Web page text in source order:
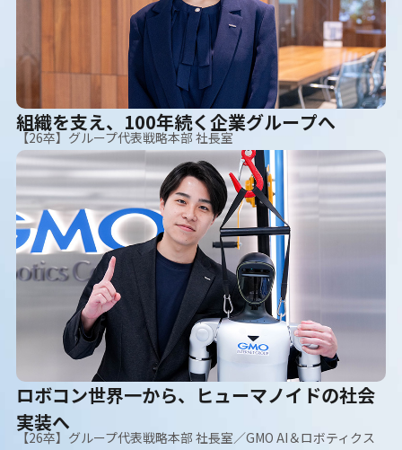
組織を支え、100年続く企業グループへ
【26卒】グループ代表戦略本部 社長室
ロボコン世界一から、ヒューマノイドの社会
実装へ
【26卒】グループ代表戦略本部 社長室／GMO AI＆ロボティクス